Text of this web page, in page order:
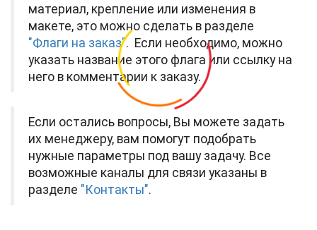
материал, крепление или изменения в
макете, это можно сделать в разделе
"Флаги на заказ". Если необходимо, можно
указать название этого флага или ссылку на
него в комментарии к заказу.
Если остались вопросы, Вы можете задать
их менеджеру, вам помогут подобрать
нужные параметры под вашу задачу. Все
возможные каналы для связи указаны в
разделе "Контакты".